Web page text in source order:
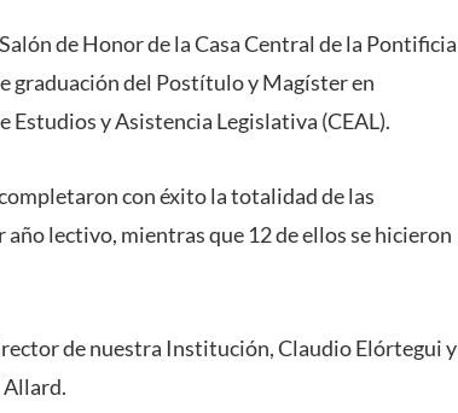
de Honor de la Casa Central de la Pontificia
graduación del Postítulo y Magíster en
y Asistencia Legislativa (CEAL).
con éxito la totalidad de las
lectivo, mientras que 12 de ellos se hicieron
de nuestra Institución, Claudio Elórtegui y
Allard.